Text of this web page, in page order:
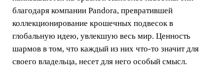
благодаря компании Pandora, превратившей
коллекционирование крошечных подвесок в
глобальную идею, увлекшую весь мир. Ценность
шармов в том, что каждый из них что-то значит для
своего владельца, несет для него особый смысл.